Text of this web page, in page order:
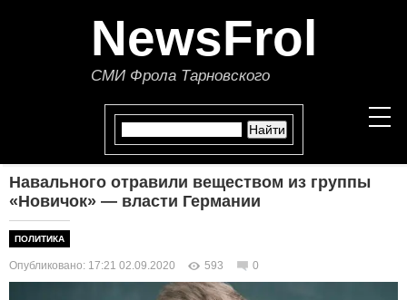
NewsFrol
СМИ Фрола Тарновского
НОВОСТИ
ПОЛИТИКА
Навального отравили веществом из группы
«Новичок» — власти Германии
ПОЛИТИКА
Опубликовано: 17:21 02.09.2020 593 0